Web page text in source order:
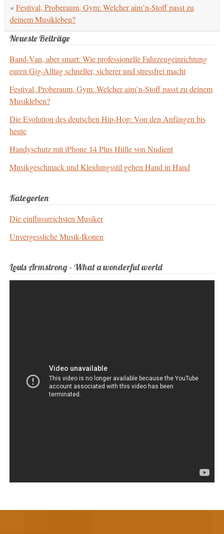
«Festival, Proberaum, Gym: Welcher aim’n‑Stoff passt zu
deinem Musikleben?
Neueste Beiträge
Band‑Van, aber smart: Wie professionelle Fahrzeugeinrichtung
euren Gig‑Alltag schneller, sicherer und stressfrei macht
Festival, Proberaum, Gym: Welcher aim’n‑Stoff passt zu deinem
Musikleben?
Die Evolution des deutschen Hip-Hop: Von den Anfängen bis
heute
Handyschutz mit iPhone 14 Plus Hülle von Nudient
Musikgeschmack und Kleidungsstil gehen Hand in Hand
Kategorien
Die einflussreichsten Musiker
Unvergessliche Musik-Ikonen
Louis Armstrong – What a wonderful world